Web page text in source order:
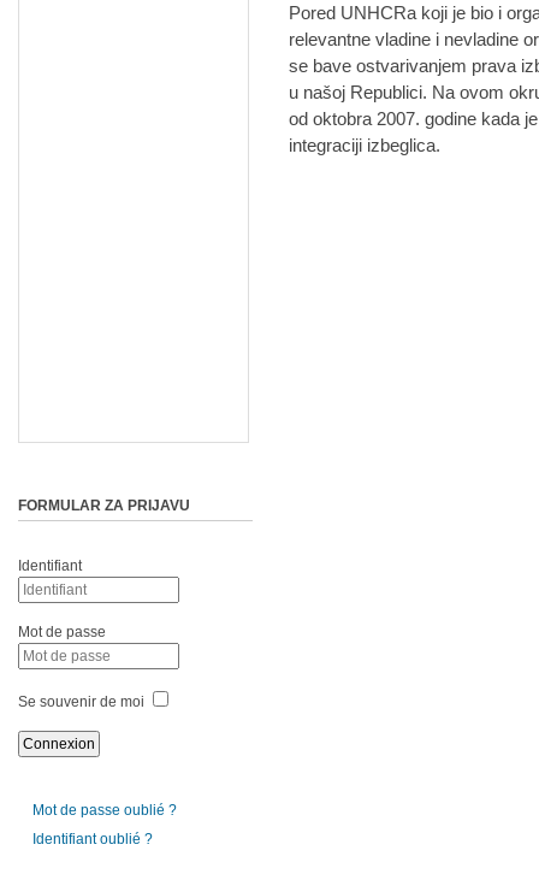
Pored UNHCRa koji je bio i
relevantne vladine i nevladine
se bave ostvarivanjem prava
u našoj Republici. Na ovom
od oktobra 2007. godine kada
integraciji izbeglica.
FORMULAR ZA PRIJAVU
Identifiant
Mot de passe
Se souvenir de moi
Mot de passe oublié ?
Identifiant oublié ?